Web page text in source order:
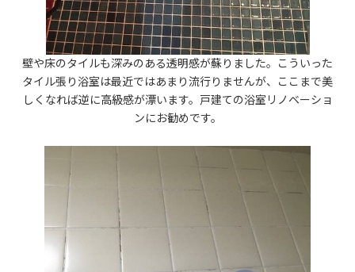
壁や床のタイルも深みのある透明感が蘇りました。こういった
タイル張り浴室は最近ではあまり流行りませんが、ここまで美
しくなれば逆に高級感が漂います。戸建ての浴室リノベーショ
ンにお勧めです。